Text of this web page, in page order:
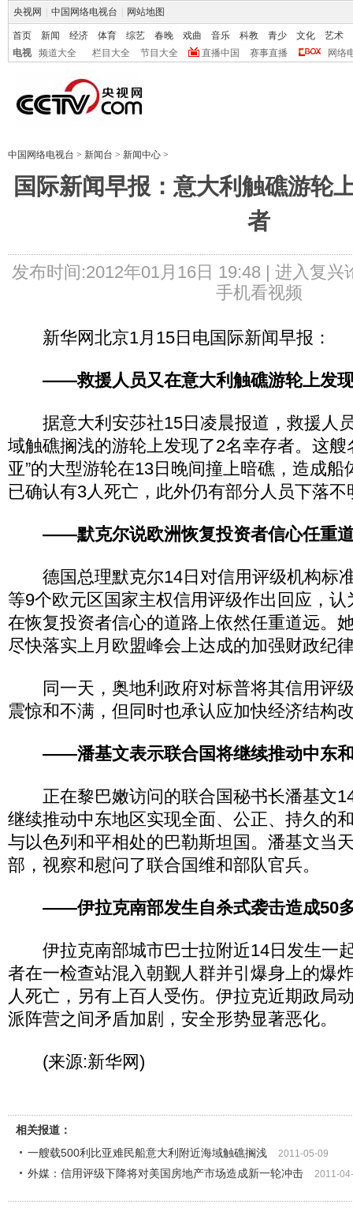
央视网 中国网络电视台 网站地图
首页 新闻 经济 体育 综艺 春晚 戏曲 音乐 科教 青少 文化
艺术
电视
频道大全 栏目大全 节目大全 直播中国 赛事直播 网络
中国网络电视台 > 新闻台 > 新闻中心 >
国际新闻早报：意大利触礁游轮
者
发布时间:2012年01月16日 19:48 | 进入复兴
手机看视频
新华网北京1月15日电国际新闻早报：
——救援人员又在意大利触礁游轮上发
据意大利安莎社15日凌晨报道，救援人
域触礁搁浅的游轮上发现了2名幸存者。这艘
亚”的大型游轮在13日晚间撞上暗礁，造成船
已确认有3人死亡，此外仍有部分人员下落不
——默克尔说欧洲恢复投资者信心任重
德国总理默克尔14日对信用评级机构标
等9个欧元区国家主权信用评级作出回应，
在恢复投资者信心的道路上依然任重道远。
尽快落实上月欧盟峰会上达成的加强财政纪
同一天，奥地利政府对标普将其信用评
震惊和不满，但同时也承认应加快经济结构
——潘基文表示联合国将继续推动中东
正在黎巴嫩访问的联合国秘书长潘基文
继续推动中东地区实现全面、公正、持久的
与以色列和平相处的巴勒斯坦国。潘基文当
部，视察和慰问了联合国维和部队官兵。
——伊拉克南部发生自杀式袭击造成50
伊拉克南部城市巴士拉附近14日发生一
者在一检查站混入朝觐人群并引爆身上的爆
人死亡，另有上百人受伤。伊拉克近期政局
派阵营之间矛盾加剧，安全形势显著恶化。
(来源:新华网)
相关报道：
一艘载500利比亚难民船意大利附近海域触礁搁浅
2011-05-09
外媒：信用评级下降将对美国房地产市场造成新一轮冲击 2011-